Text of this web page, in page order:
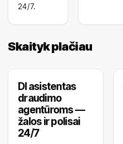
24/7.
Skaityk plačiau
DI asistentas
draudimo
agentūroms —
žalos ir polisai
24/7